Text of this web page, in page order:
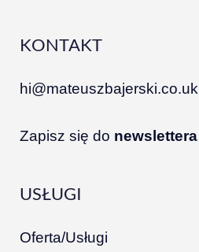
KONTAKT
hi@mateuszbajerski.co.uk
Zapisz się do newslettera
USŁUGI
Oferta/Usługi